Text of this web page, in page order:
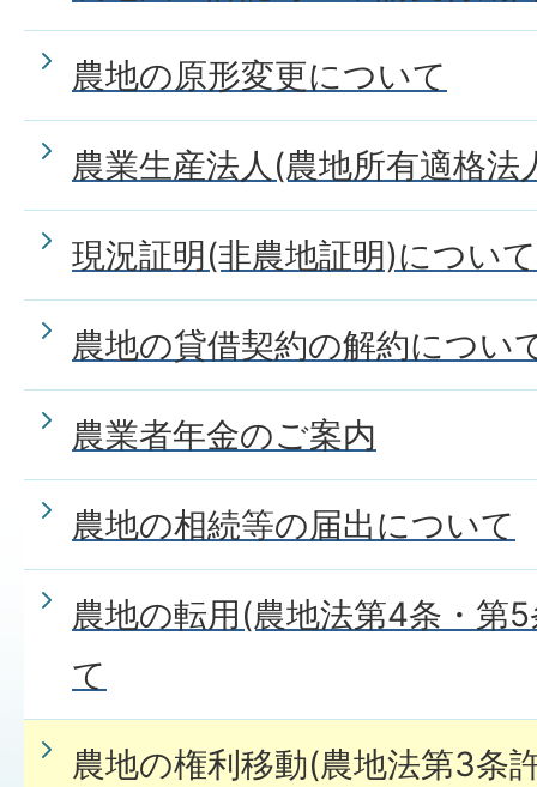
農地の原形変更について
農業生産法人(農地所有適格法
現況証明(非農地証明)について
農地の貸借契約の解約につい
農業者年金のご案内
農地の相続等の届出について
農地の転用(農地法第4条・第
て
農地の権利移動(農地法第3条